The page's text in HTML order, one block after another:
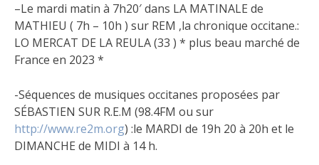
–Le mardi matin à 7h20′ dans LA MATINALE de
MATHIEU ( 7h – 10h ) sur REM ,la chronique occitane.:
LO MERCAT DE LA REULA (33 ) * plus beau marché de
France en 2023 *
-Séquences de musiques occitanes proposées par
SÉBASTIEN SUR R.E.M (98.4FM ou sur
http://www.re2m.org) :le MARDI de 19h 20 à 20h et le
DIMANCHE de MIDI à 14 h.